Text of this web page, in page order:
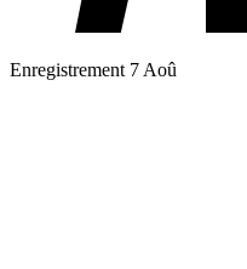
Enregistrement 7 Aoû